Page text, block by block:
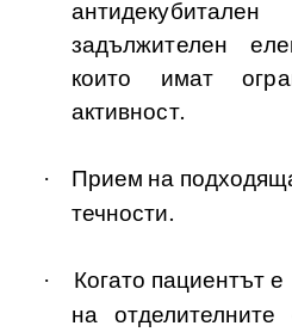
задължителен
които имат
активност.
·
Прием на
течности.
·
Когато пациентът
на